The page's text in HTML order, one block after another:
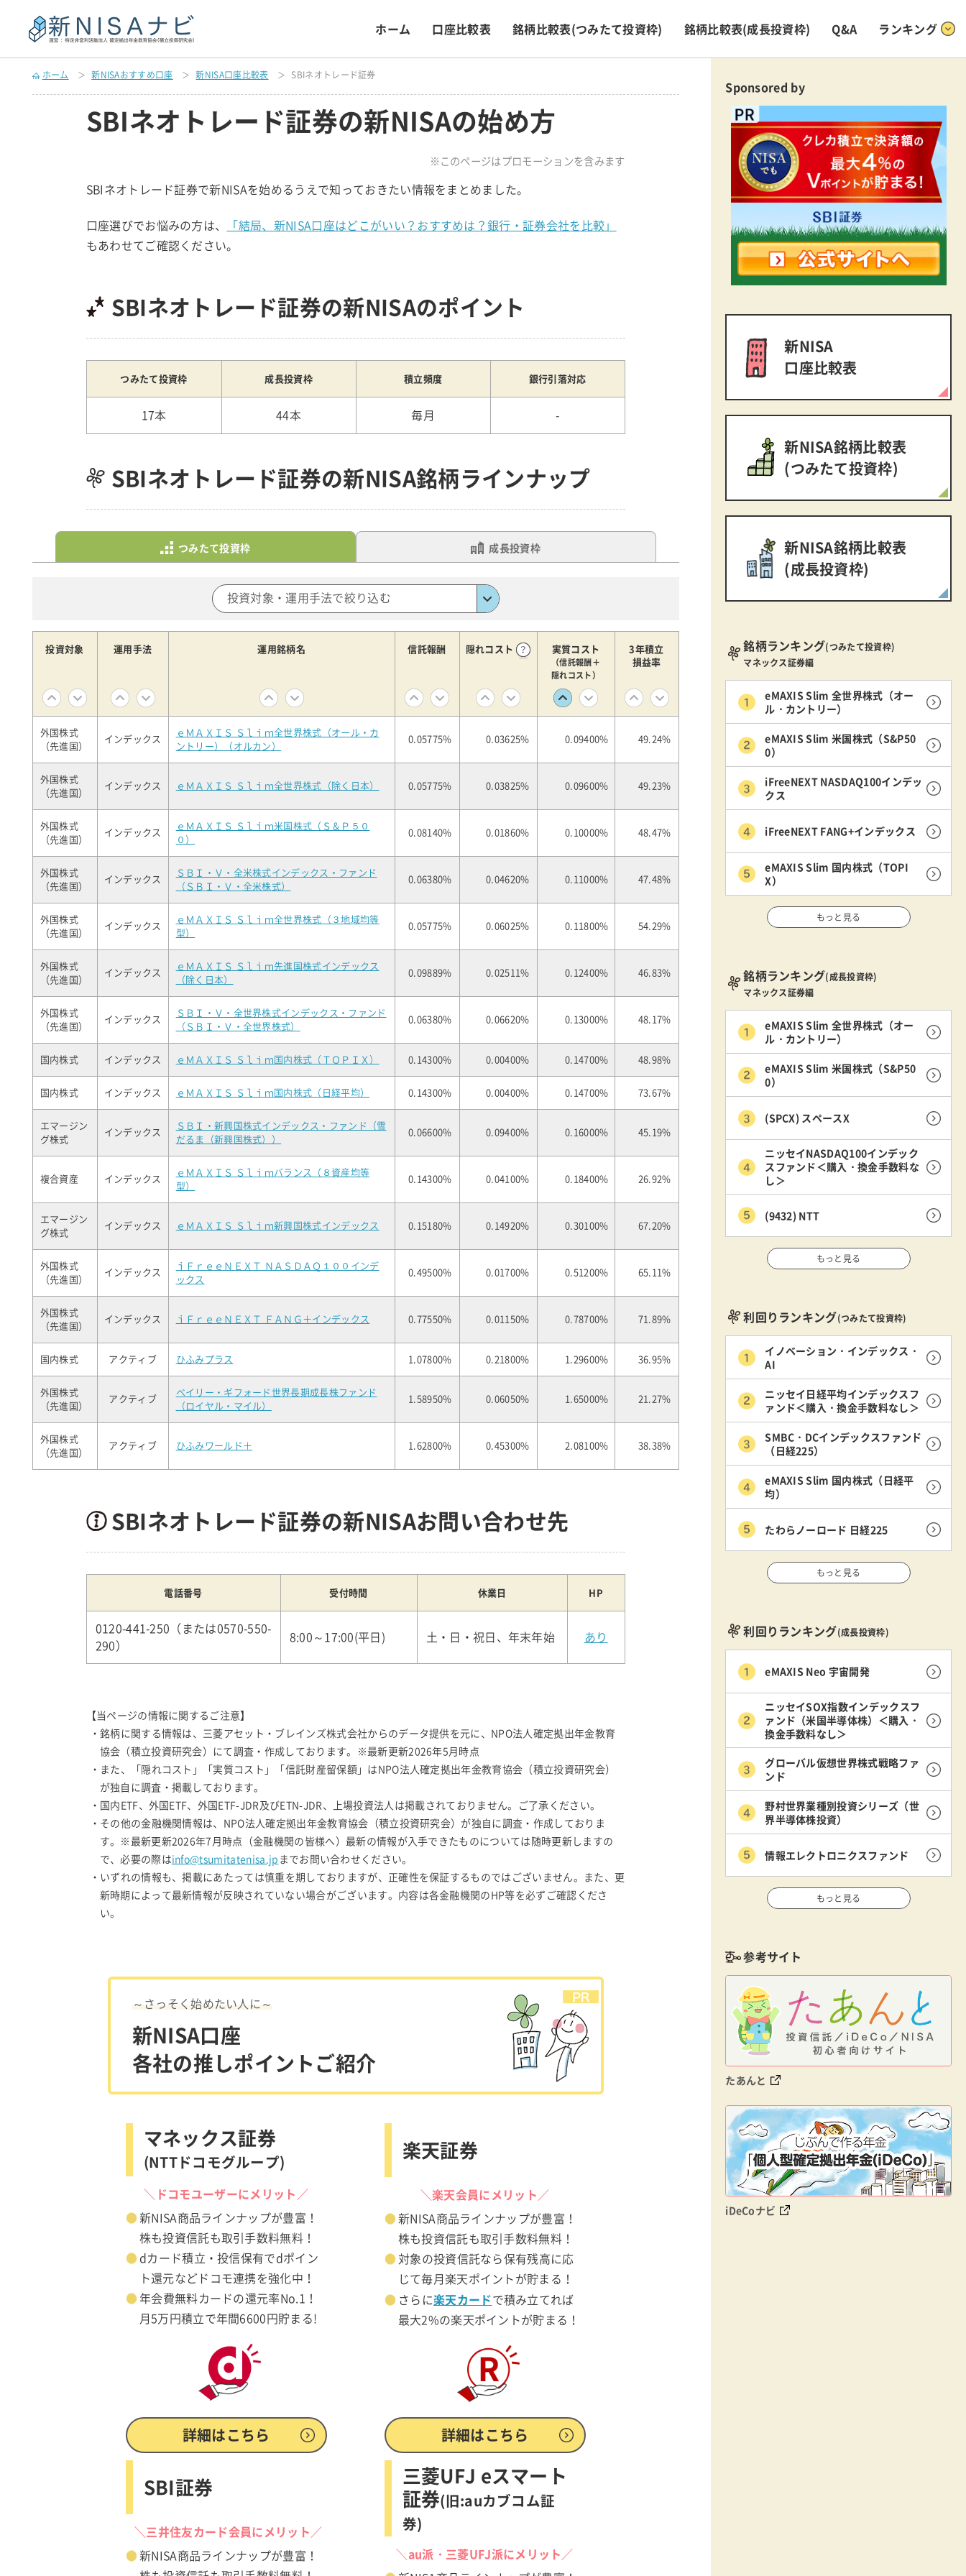
ホーム 口座比較表 銘柄比較表(つみたて投資枠) 銘柄比較表(成長投資枠) Q&A ランキング
ホーム 新NISAおすすめ口座 新NISA口座比較表 SBIネオトレード証券
SBIネオトレード証券の新NISAの始め方
※このページはプロモーションを含みます
SBIネオトレード証券で新NISAを始めるうえで知っておきたい情報をまとめました。
口座選びでお悩みの方は、
「結局、新NISA口座はどこがいい？おすすめは？銀行・証券会社を比較」
もあわせてご確認ください。
SBIネオトレード証券の新NISAのポイント
つみたて投資枠 成長投資枠 積立頻度 銀行引落対応
17本 44本 毎月 -
SBIネオトレード証券の新NISA銘柄ラインナップ
つみたて投資枠 成長投資枠
投資対象・運用手法で絞り込む
投資対象 運用手法 運用銘柄名 信託報酬 隠れコスト 実質コスト
（信託報酬＋
隠れコスト）
3年積立
損益率
外国株式
（先進国）
インデックス
ｅＭＡＸＩＳ Ｓｌｉｍ全世界株式（オール・カ
ントリー）（オルカン）
0.05775% 0.03625% 0.09400% 49.24%
外国株式
（先進国）
インデックス ｅＭＡＸＩＳ Ｓｌｉｍ全世界株式（除く日本） 0.05775% 0.03825% 0.09600% 49.23%
外国株式
（先進国）
インデックス
ｅＭＡＸＩＳ Ｓｌｉｍ米国株式（Ｓ＆Ｐ５０
０）
0.08140% 0.01860% 0.10000% 48.47%
外国株式
（先進国）
インデックス
ＳＢＩ・Ｖ・全米株式インデックス・ファンド
（ＳＢＩ・Ｖ・全米株式）
0.06380% 0.04620% 0.11000% 47.48%
外国株式
（先進国）
インデックス
ｅＭＡＸＩＳ Ｓｌｉｍ全世界株式（３地域均等
型）
0.05775% 0.06025% 0.11800% 54.29%
外国株式
（先進国）
インデックス
ｅＭＡＸＩＳ Ｓｌｉｍ先進国株式インデックス
（除く日本）
0.09889% 0.02511% 0.12400% 46.83%
外国株式
（先進国）
インデックス
ＳＢＩ・Ｖ・全世界株式インデックス・ファンド
（ＳＢＩ・Ｖ・全世界株式）
0.06380% 0.06620% 0.13000% 48.17%
国内株式 インデックス ｅＭＡＸＩＳ Ｓｌｉｍ国内株式（ＴＯＰＩＸ） 0.14300% 0.00400% 0.14700% 48.98%
国内株式 インデックス ｅＭＡＸＩＳ Ｓｌｉｍ国内株式（日経平均） 0.14300% 0.00400% 0.14700% 73.67%
エマージン
グ株式
インデックス
ＳＢＩ・新興国株式インデックス・ファンド（雪
だるま（新興国株式））
0.06600% 0.09400% 0.16000% 45.19%
複合資産 インデックス
ｅＭＡＸＩＳ Ｓｌｉｍバランス（８資産均等
型）
0.14300% 0.04100% 0.18400% 26.92%
エマージン
グ株式
インデックス ｅＭＡＸＩＳ Ｓｌｉｍ新興国株式インデックス 0.15180% 0.14920% 0.30100% 67.20%
外国株式
（先進国）
インデックス
ｉＦｒｅｅＮＥＸＴ ＮＡＳＤＡＱ１００インデ
ックス
0.49500% 0.01700% 0.51200% 65.11%
外国株式
（先進国）
インデックス ｉＦｒｅｅＮＥＸＴ ＦＡＮＧ＋インデックス 0.77550% 0.01150% 0.78700% 71.89%
国内株式 アクティブ ひふみプラス 1.07800% 0.21800% 1.29600% 36.95%
外国株式
（先進国）
アクティブ
ベイリー・ギフォード世界長期成長株ファンド
（ロイヤル・マイル）
1.58950% 0.06050% 1.65000% 21.27%
外国株式
（先進国）
アクティブ ひふみワールド＋ 1.62800% 0.45300% 2.08100% 38.38%
SBIネオトレード証券の新NISAお問い合わせ先
電話番号 受付時間 休業日 HP
0120-441-250（または0570-550-
290）
8:00～17:00(平日) 土・日・祝日、年末年始 あり
【当ページの情報に関するご注意】
・銘柄に関する情報は、三菱アセット・ブレインズ株式会社からのデータ提供を元に、NPO法人確定拠出年金教育
協会（積立投資研究会）にて調査・作成しております。※最新更新2026年5月時点
・また、「隠れコスト」「実質コスト」「信託財産留保額」はNPO法人確定拠出年金教育協会（積立投資研究会）
が独自に調査・掲載しております。
・国内ETF、外国ETF、外国ETF-JDR及びETN-JDR、上場投資法人は掲載されておりません。ご了承ください。
・その他の金融機関情報は、NPO法人確定拠出年金教育協会（積立投資研究会）が独自に調査・作成しておりま
す。※最新更新2026年7月時点（金融機関の皆様へ）最新の情報が入手できたものについては随時更新しますの
で、必要の際はinfo@tsumitatenisa.jp までお問い合わせください。
・いずれの情報も、掲載にあたっては慎重を期しておりますが、正確性を保証するものではございません。また、更
新時期によって最新情報が反映されていない場合がございます。内容は各金融機関のHP等を必ずご確認くださ
い。
～さっそく始めたい人に～
新NISA口座
各社の推しポイントご紹介
マネックス証券
(NTTドコモグループ)
＼ドコモユーザーにメリット／
新NISA商品ラインナップが豊富！
株も投資信託も取引手数料無料！
dカード積立・投信保有でdポイン
ト還元などドコモ連携を強化中！
年会費無料カードの還元率No.1！
月5万円積立で年間6600円貯まる!
詳細はこちら
楽天証券
＼楽天会員にメリット／
新NISA商品ラインナップが豊富！
株も投資信託も取引手数料無料！
対象の投資信託なら保有残高に応
じて毎月楽天ポイントが貯まる！
さらに楽天カードで積み立てれば
最大2%の楽天ポイントが貯まる！
詳細はこちら
SBI証券
＼三井住友カード会員にメリット／
新NISA商品ラインナップが豊富！
三菱UFJ eスマート
証券(旧:auカブコム証
券)
＼au派・三菱UFJ派にメリット／
Sponsored by
新NISA
口座比較表
新NISA銘柄比較表
(つみたて投資枠)
新NISA銘柄比較表
(成長投資枠)
銘柄ランキング(つみたて投資枠)
マネックス証券編
eMAXIS Slim 全世界株式（オー
ル・カントリー）
eMAXIS Slim 米国株式（S&P50
0）
iFreeNEXT NASDAQ100インデッ
クス
iFreeNEXT FANG+インデックス
eMAXIS Slim 国内株式（TOPI
X）
もっと見る
銘柄ランキング(成長投資枠)
マネックス証券編
eMAXIS Slim 全世界株式（オー
ル・カントリー）
eMAXIS Slim 米国株式（S&P50
0）
(SPCX) スペースX
ニッセイNASDAQ100インデック
スファンド＜購入・換金手数料な
し＞
(9432) NTT
もっと見る
利回りランキング(つみたて投資枠)
イノベーション・インデックス・
AI
ニッセイ日経平均インデックスフ
ァンド＜購入・換金手数料なし＞
SMBC・DCインデックスファンド
（日経225）
eMAXIS Slim 国内株式（日経平
均）
たわらノーロード 日経225
もっと見る
利回りランキング(成長投資枠)
eMAXIS Neo 宇宙開発
ニッセイSOX指数インデックスフ
ァンド（米国半導体株）＜購入・
換金手数料なし＞
グローバル仮想世界株式戦略ファ
ンド
野村世界業種別投資シリーズ（世
界半導体株投資）
情報エレクトロニクスファンド
もっと見る
参考サイト
たあんと
iDeCoナビ